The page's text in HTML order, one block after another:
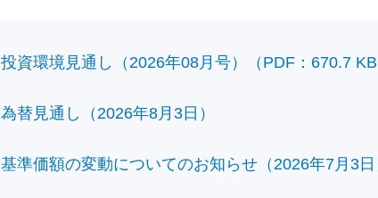
投資環境見通し（2026年08月号）（PDF：670.7 KB
為替見通し（2026年8月3日）
基準価額の変動についてのお知らせ（2026年7月3日